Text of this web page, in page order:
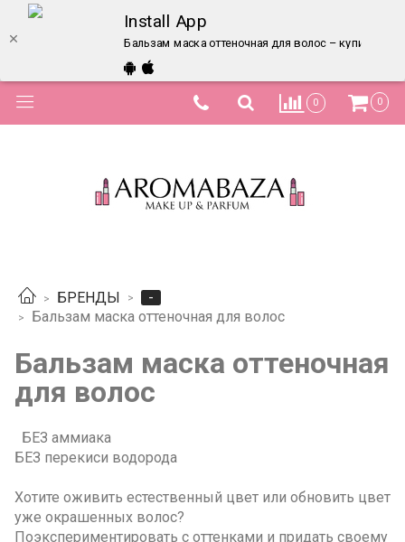
Install App
Бальзам маска оттеночная для волос – купить в
0 0
БРЕНДЫ
-
Бальзам маска оттеночная для волос
Бальзам маска оттеночная
для волос
БЕЗ аммиака
БЕЗ перекиси водорода
Хотите оживить естественный цвет или обновить цвет
уже окрашенных волос?
Поэкспериментировать с оттенками и придать своему